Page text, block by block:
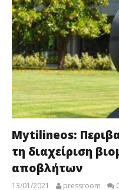
Mytilineos:
τη διαχείριση
αποβλήτων
13/01/2021 pressroom